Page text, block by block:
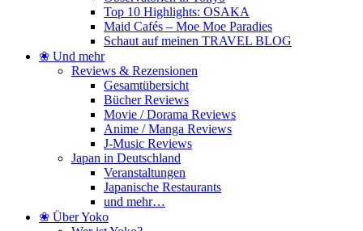
Top 10 Highlights: OSAKA
Maid Cafés – Moe Moe Paradies
Schaut auf meinen TRAVEL BLOG
❀ Und mehr
Reviews & Rezensionen
Gesamtübersicht
Bücher Reviews
Movie / Dorama Reviews
Anime / Manga Reviews
J-Music Reviews
Japan in Deutschland
Veranstaltungen
Japanische Restaurants
und mehr…
❀ Über Yoko